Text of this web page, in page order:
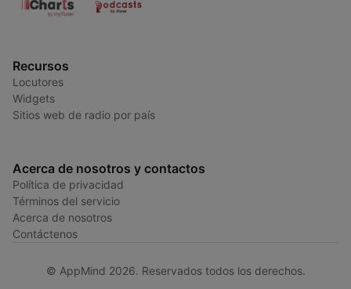
Recursos
Locutores
Widgets
Sitios web de radio por país
Acerca de nosotros y contactos
Política de privacidad
Términos del servicio
Acerca de nosotros
Contáctenos
© AppMind 2026. Reservados todos los derechos.